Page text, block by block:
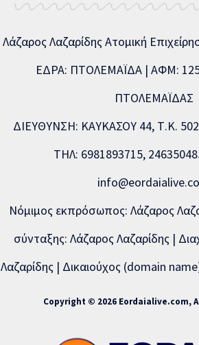
Λάζαρος Λαζαρίδης Ατομική
ΕΔΡΑ: ΠΤΟΛΕΜΑΪΔΑ | ΑΦΜ:
ΠΤΟΛΕΜΑΪΔΑΣ
ΔΙΕΥΘΥΝΣΗ: ΚΑΥΚΑΣΟΥ 44, Τ.Κ.
ΤΗΛ: 6981893715,
Νόμιμος εκπρόσωπος: Λάζαρος
σύνταξης: Λάζαρος Λαζαρίδης |
Λαζαρίδης | Δικαιούχος (domain
Copyright © 2026 Eordaialive.com,